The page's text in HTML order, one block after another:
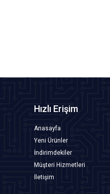
Hızlı Erişim
Anasayfa
Yeni Ürünler
İndirimdekiler
Müşteri Hizmetleri
İletişim